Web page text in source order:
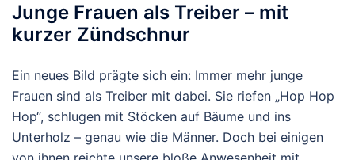
Junge Frauen als Treiber – mit
kurzer Zündschnur
Ein neues Bild prägte sich ein: Immer mehr junge
Frauen sind als Treiber mit dabei. Sie riefen „Hop Hop
Hop“, schlugen mit Stöcken auf Bäume und ins
Unterholz – genau wie die Männer. Doch bei einigen